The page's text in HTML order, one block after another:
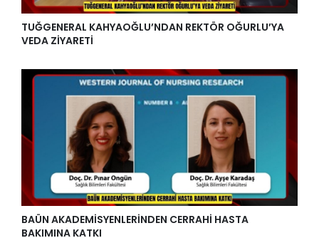
TUĞGENERAL KAHYAOĞLU’NDAN REKTÖR OĞURLU’YA
VEDA ZİYARETİ
BAÜN AKADEMİSYENLERİNDEN CERRAHİ HASTA
BAKIMINA KATKI